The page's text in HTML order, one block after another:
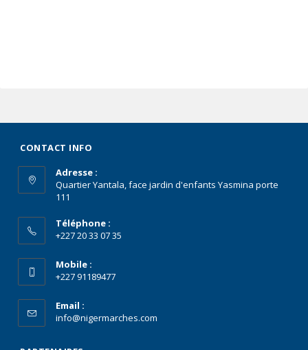
CONTACT INFO
Adresse :
Quartier Yantala, face jardin d'enfants Yasmina porte
111
Téléphone :
+227 20 33 07 35
Mobile :
+227 91189477
Email :
info@nigermarches.com